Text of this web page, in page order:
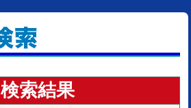
検索結果